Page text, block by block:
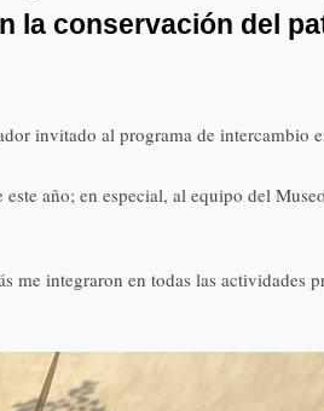
la conservación del
invitado al programa de intercambio
año; en especial, al equipo del
integraron en todas las actividades